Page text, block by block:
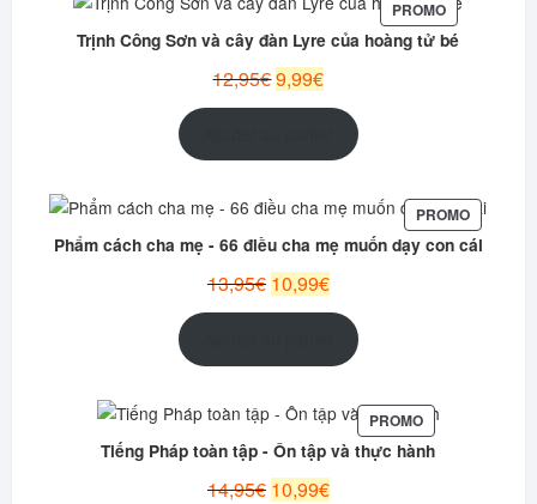
PROMOPRODUIT
EN
PROMOTION
Trịnh Công Sơn và cây đàn Lyre của hoàng tử bé
12,95€Le
9,99€Le
actuel
est :
PROMOPRODUIT
EN
Phẩm cách cha mẹ - 66 điều cha mẹ muốn dạy con cái
13,95€ Le
prix
10,99€Le
prix
actuel
est :
PROMOPRODUIT
EN
PROMOTION
Tiếng Pháp toàn tập - Ôn tập và thực hành
14,95€ Le
10,99€Le